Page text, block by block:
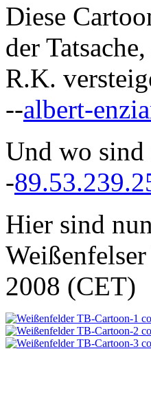
Diese
der
R.K.
--albert-
Und wo sind
-
Hier sind
2008 (CET)